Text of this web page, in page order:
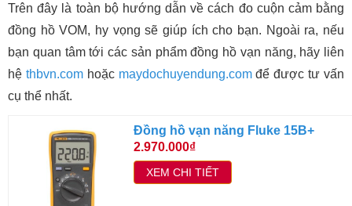
Trên đây là toàn bộ hướng dẫn về cách đo cuộn cảm bằng
đồng hồ VOM, hy vọng sẽ giúp ích cho bạn. Ngoài ra, nếu
bạn quan tâm tới các sản phẩm đồng hồ vạn năng, hãy liên
hệ thbvn.comhoặc maydochuyendung.comđể được tư vấn
cụ thể nhất.
Đồng hồ vạn năng Fluke 15B+
2.970.000₫
XEM CHI TIẾT